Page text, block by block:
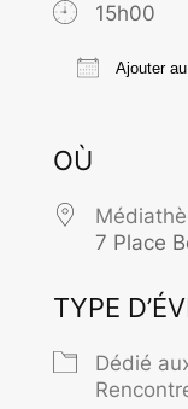
15h00
Ajouter
OÙ
7 Place
TYPE
Dédié